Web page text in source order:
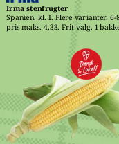
Irma stenfrugter
Spanien, kl. I. Flere varianter. 6-
pris maks. 4,33. Frit valg. 1